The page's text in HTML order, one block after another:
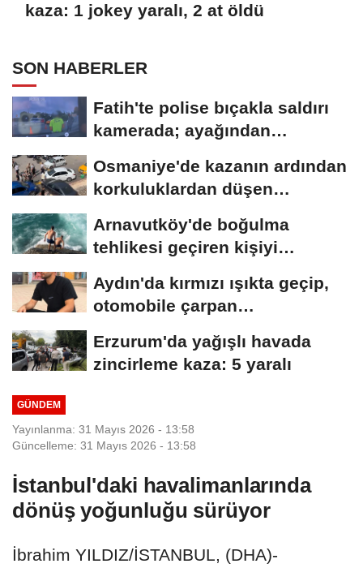
kaza: 1 jokey yaralı, 2 at öldü
SON HABERLER
Fatih'te polise bıçakla saldırı
kamerada; ayağından
Osmaniye'de kazanın ardından
korkuluklardan düşen
Arnavutköy'de boğulma
tehlikesi geçiren kişiyi
Aydın'da kırmızı ışıkta geçip,
otomobile çarpan
Erzurum'da yağışlı havada
zincirleme kaza: 5 yaralı
GÜNDEM
Yayınlanma: 31 Mayıs 2026 - 13:58
Güncelleme: 31 Mayıs 2026 - 13:58
İstanbul'daki havalimanlarında
dönüş yoğunluğu sürüyor
İbrahim YILDIZ/İSTANBUL, (DHA)-